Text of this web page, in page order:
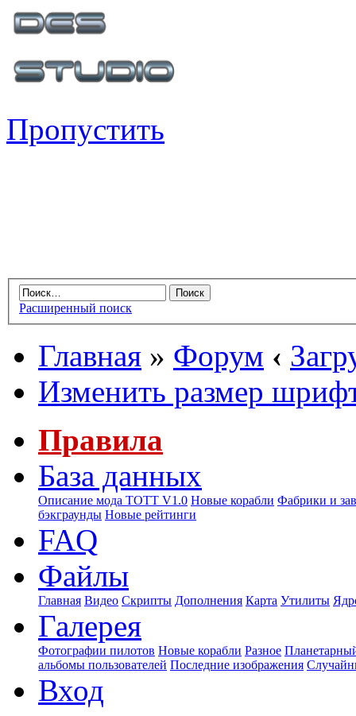
Пропустить
Расширенный поиск
Главная » Форум ‹
Изменить размер
Правила
База данных
Описание мода ТОТТ V1.0 Новые корабли Фабрики и
бэкграунды Новые рейтинги
FAQ
Файлы
Главная Видео Скрипты Дополнения Карта Утилиты
Галерея
Фотографии пилотов Новые корабли Разное
альбомы пользователей Последние изображения
Вход